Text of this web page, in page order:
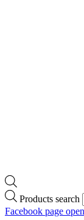
Products search
Facebook page